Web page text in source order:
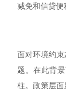
减免和信贷
面对环境约
题。在此背
柱。政策层